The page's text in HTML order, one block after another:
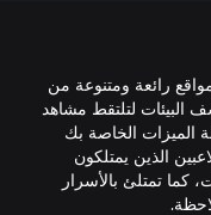
رائعة ومتنوعة من
البيئات لتلتقط مشاهد
الميزات الخاصة بك
الذين يمتلكون
كما تمتلئ بالأسرار